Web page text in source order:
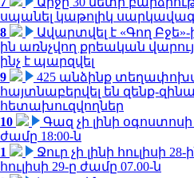
սպանել կաթոլիկ
8
Ավարտվել է «Գող Բջե»-
ին առնչվող քրեական
ինչ է պարզվել
9
425 անձինք
հայտնաբերվել են զենք-
հետախուզվողներ
10
Գազ չի լինի օգոստոսի
ժամը 18:00-ն
1
Ջուր չի լինի հուլիսի
հուլիսի 29-ը ժամը 07.00-ն